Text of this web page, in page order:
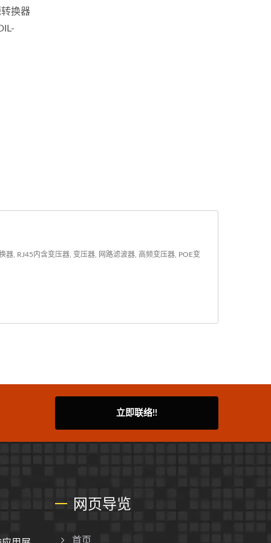
换器
, RJ45内含变压器, 变压器, 网路滤波器, 高频变压器, POE变
立即联络!!
网页导览
首页